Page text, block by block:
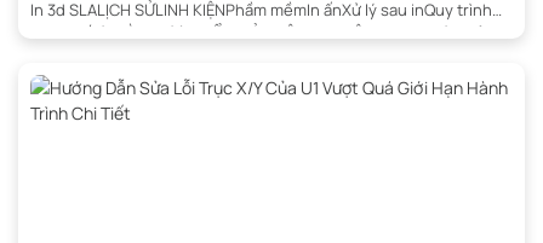
In 3d SLALỊCH SỬLINH KIỆNPhầm mềmIn ấnXử lý sau inQuy trình
thay thếƯU VÀ NHƯỢC ĐIỂM CỦA CÔNG NGHỆ IN 3D SLAƯu điểm
M1D Đổi Cụm Đầu In IDEX 1+6 Cụm Đầu […]